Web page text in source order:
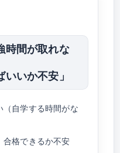
時間が取れな
いいか不安」
自学する時間がな
合格できるか不安